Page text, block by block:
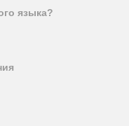
языка?